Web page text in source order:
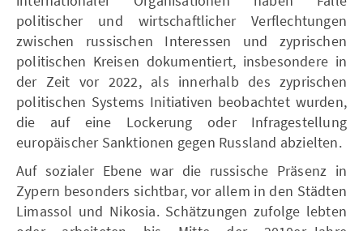
politischer und wirtschaftlicher Verflechtungen
zwischen russischen Interessen und zyprischen
politischen Kreisen dokumentiert, insbesondere in
der Zeit vor 2022, als innerhalb des zyprischen
politischen Systems Initiativen beobachtet wurden,
die auf eine Lockerung oder Infragestellung
europäischer Sanktionen gegen Russland abzielten.
Auf sozialer Ebene war die russische Präsenz in
Zypern besonders sichtbar, vor allem in den Städten
Limassol und Nikosia. Schätzungen zufolge lebten